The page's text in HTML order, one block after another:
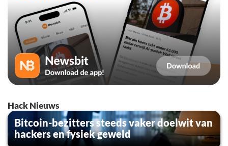
Hack Nieuws
Bitcoin-bezitters steeds vaker doelwit van
hackers en fysiek geweld